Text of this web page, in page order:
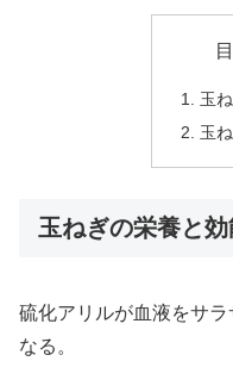
玉
玉
玉ねぎの栄養と
硫化アリルが血液をサ
なる。